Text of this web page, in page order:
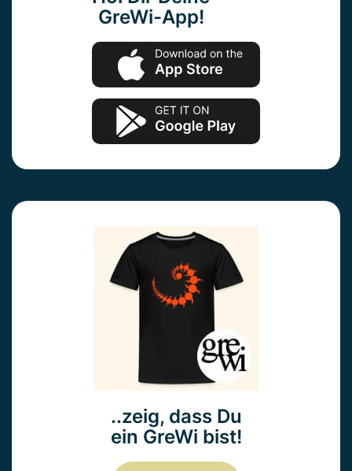
GreWi-App!
..zeig, dass Du
ein GreWi bist!